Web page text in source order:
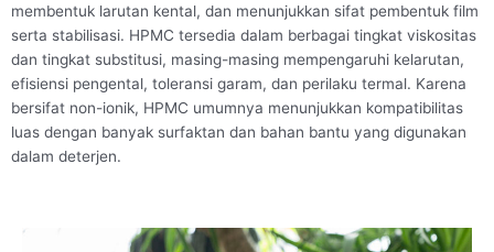
membentuk larutan kental, dan menunjukkan sifat pembentuk film
serta stabilisasi. HPMC tersedia dalam berbagai tingkat viskositas
dan tingkat substitusi, masing-masing mempengaruhi kelarutan,
efisiensi pengental, toleransi garam, dan perilaku termal. Karena
bersifat non-ionik, HPMC umumnya menunjukkan kompatibilitas
luas dengan banyak surfaktan dan bahan bantu yang digunakan
dalam deterjen.